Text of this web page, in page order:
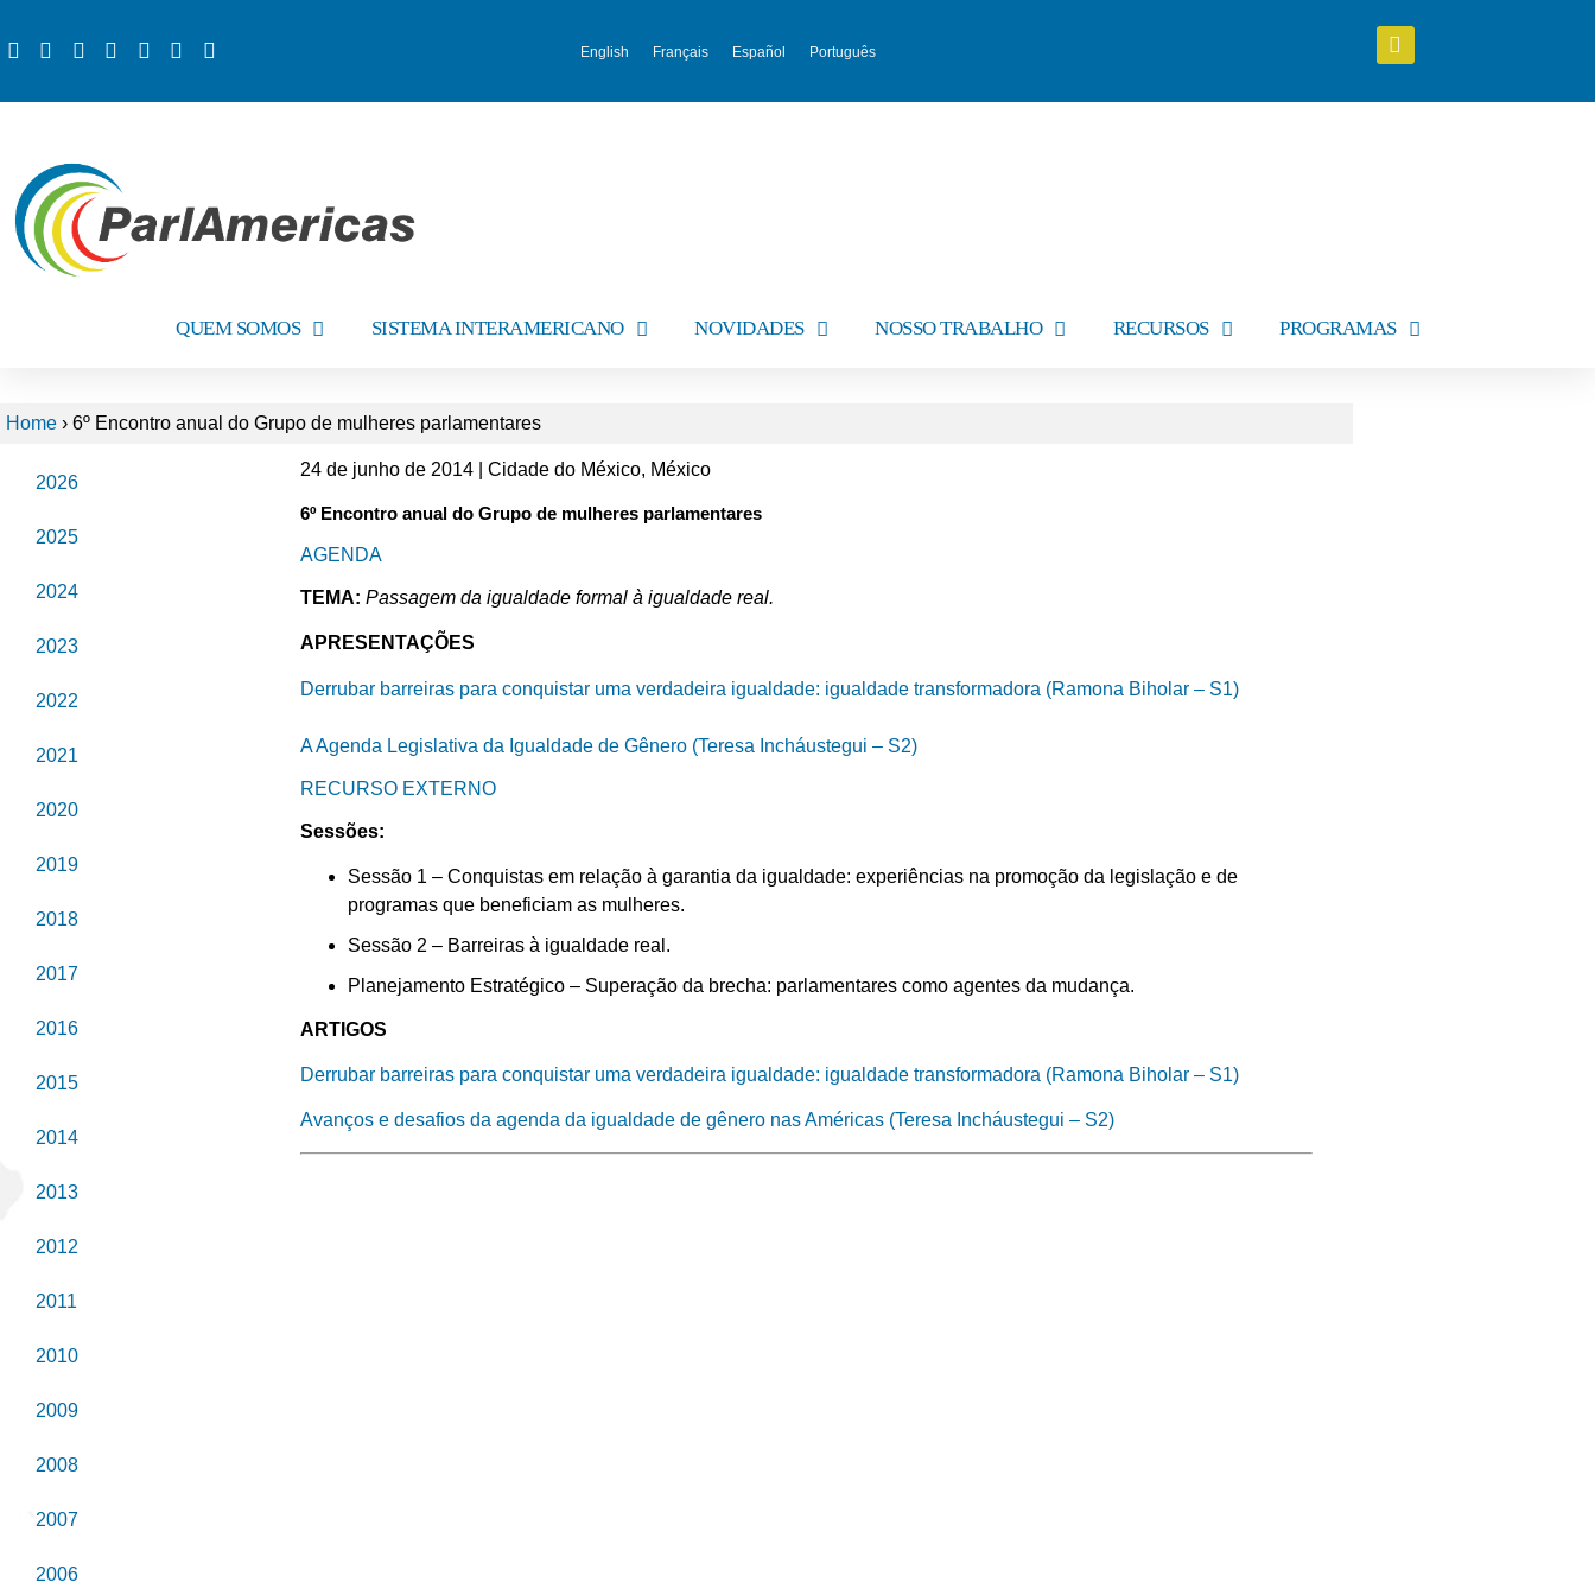
English Français Español Português
QUEM SOMOS SISTEMA INTERAMERICANO NOVIDADES NOSSO TRABALHO RECURSOS PROGRAMAS
Home › 6º Encontro anual do Grupo de mulheres parlamentares
2026
2025
2024
2023
2022
2021
2020
2019
2018
2017
2016
2015
2014
2013
2012
2011
2010
2009
2008
2007
2006
24 de junho de 2014 | Cidade do México, México
6º Encontro anual do Grupo de mulheres parlamentares
AGENDA
TEMA:Passagem da igualdade formal à igualdade real.
APRESENTAÇÕES
Derrubar barreiras para conquistar uma verdadeira igualdade: igualdade transformadora (Ramona Biholar – S1)
A Agenda Legislativa da Igualdade de Gênero (Teresa Incháustegui – S2)
RECURSO EXTERNO
Sessões:
Sessão 1 – Conquistas em relação à garantia da igualdade: experiências na promoção da legislação e de
programas que beneficiam as mulheres.
Sessão 2 – Barreiras à igualdade real.
Planejamento Estratégico – Superação da brecha: parlamentares como agentes da mudança.
ARTIGOS
Derrubar barreiras para conquistar uma verdadeira igualdade: igualdade transformadora (Ramona Biholar – S1)
Avanços e desafios da agenda da igualdade de gênero nas Américas (Teresa Incháustegui – S2)